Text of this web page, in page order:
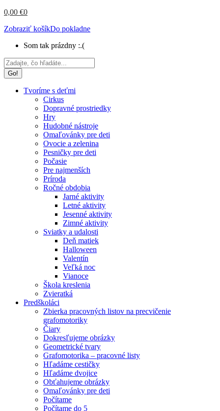
0,00 €0
Zobraziť košíkDo pokladne
Som tak prázdny :.(
Search:
Tvoríme s deťmi
Cirkus
Dopravné prostriedky
Hry
Hudobné nástroje
Omaľovánky pre deti
Ovocie a zelenina
Pesničky pre deti
Počasie
Pre najmenších
Príroda
Ročné obdobia
Jarné aktivity
Letné aktivity
Jesenné aktivity
Zimné aktivity
Sviatky a udalosti
Deň matiek
Halloween
Valentín
Veľká noc
Vianoce
Škola kreslenia
Zvieratká
Predškoláci
Zbierka pracovných listov na precvičenie
grafomotoriky
Čiary
Dokresľujeme obrázky
Geometrické tvary
Grafomotorika – pracovné listy
Hľadáme cestičky
Hľadáme dvojice
Obťahujeme obrázky
Omaľovánky pre deti
Počítame
Počítame do 5